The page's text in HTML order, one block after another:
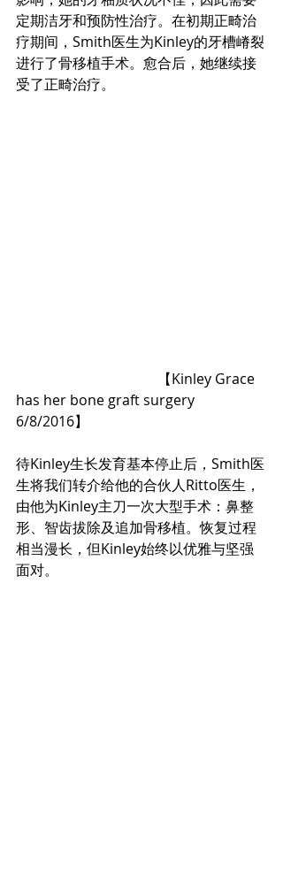
定期洁牙和预防性治疗。在初期正畸治
疗期间，Smith医生为Kinley的牙槽嵴裂
进行了骨移植手术。愈合后，她继续接
受了正畸治疗。
has her bone graft surgery
6/8/2016】
待Kinley生长发育基本停止后，Smith医
生将我们转介给他的合伙人Ritto医生，
由他为Kinley主刀一次大型手术：鼻整
形、智齿拔除及追加骨移植。恢复过程
相当漫长，但Kinley始终以优雅与坚强
面对。